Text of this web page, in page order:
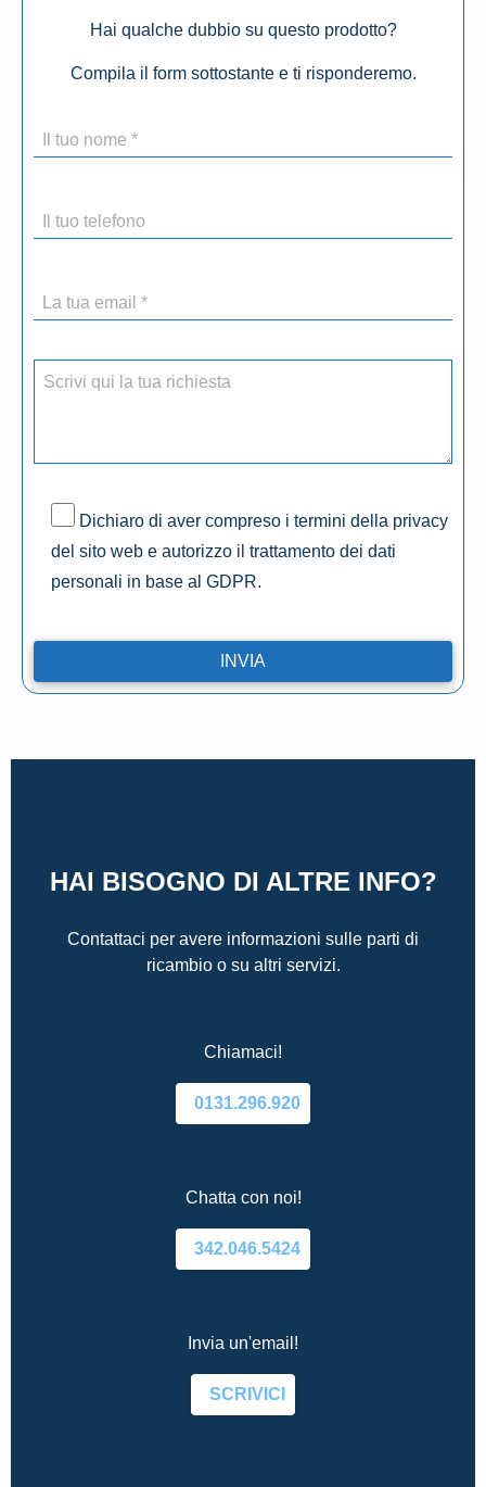
Hai qualche dubbio su questo prodotto?
Compila il form sottostante e ti risponderemo.
Dichiaro di aver compreso i termini della privacy
del sito web e autorizzo il trattamento dei dati
personali in base al GDPR.
HAI BISOGNO DI ALTRE INFO?
Contattaci per avere informazioni sulle parti di
ricambio o su altri servizi.
Chiamaci!
0131.296.920
Chatta con noi!
342.046.5424
Invia un'email!
SCRIVICI